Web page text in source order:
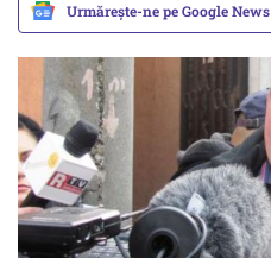
Urmărește-ne pe Google News